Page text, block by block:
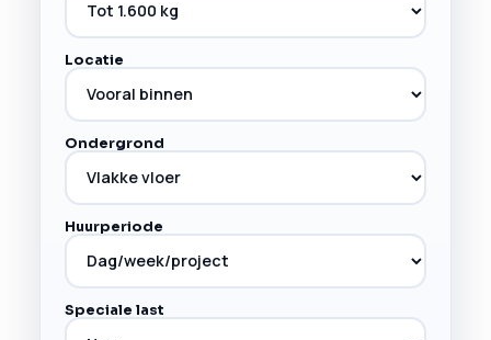
Locatie
Ondergrond
Huurperiode
Speciale last